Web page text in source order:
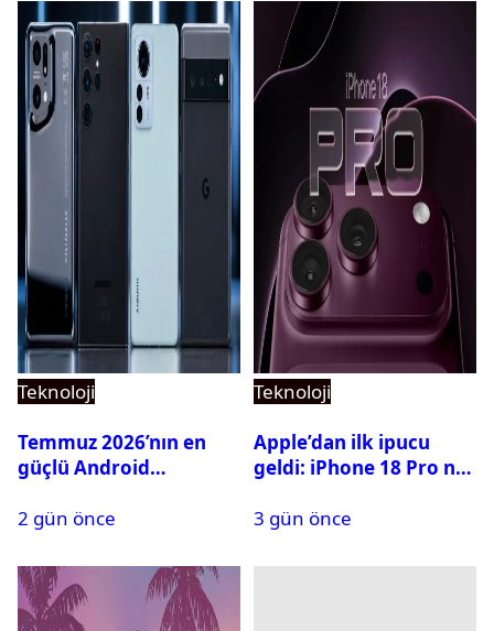
Teknoloji
Temmuz 2026’nın en
güçlü Android
2 gün önce
Teknoloji
Apple’dan ilk ipucu
geldi: iPhone 18 Pro ne
3 gün önce